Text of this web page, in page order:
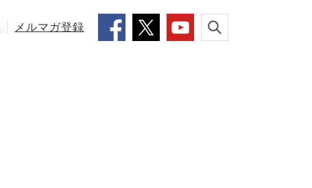
メルマガ登録